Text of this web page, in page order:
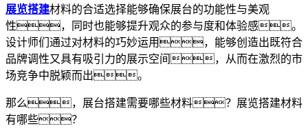
展览搭建材料的合适选择能够确保展台的功能性与美观
性，同时也能够提升观众的参与度和体验感。
设计师们通过对材料的巧妙运用，能够创造出既符合
品牌调性又具有吸引力的展示空间，从而在激烈的市
场竞争中脱颖而出。
那么，展台搭建需要哪些材料？展览搭建材料
有哪些？